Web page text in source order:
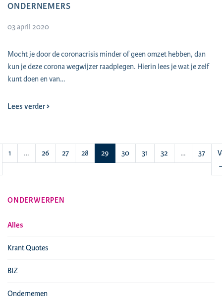
ONDERNEMERS
03 april 2020
Mocht je door de coronacrisis minder of geen omzet hebben, dan
kun je deze corona wegwijzer raadplegen. Hierin lees je wat je zelf
kunt doen en van…
Lees verder
1 … 26 27 28 29(huidige)
30 31 32 … 37
ONDERWERPEN
Alles
Krant Quotes
BIZ
Ondernemen